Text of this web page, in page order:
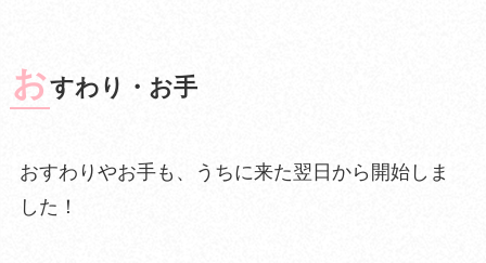
おすわり・お手
おすわりやお手も、うちに来た翌日から開始しま
した！